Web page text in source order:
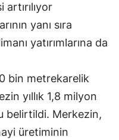
yanı sıra
yatırımlarına da
bin metrekarelik
yıllık 1,8 milyon
belirtildi. Merkezin,
üretiminin